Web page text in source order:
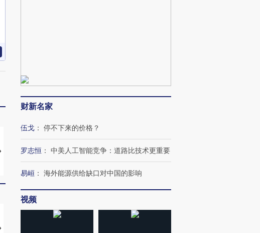
马航飞行员跨国走私7万
粒摇头丸 尿检体内含3种
视线｜被称为“蟑螂”的印
度Z世代 用街头抗争将教
育部长拱下台
视线｜“入侵”还是“人道危
机”？难民潮撕裂西班牙
【推广】走进第四届链博
财新名家
伍戈 ： 停不下来的价格？
罗志恒 ： 中美人工智能竞争：道路比技术更重要
易峘 ： 海外能源供给缺口对中国的影响
视频